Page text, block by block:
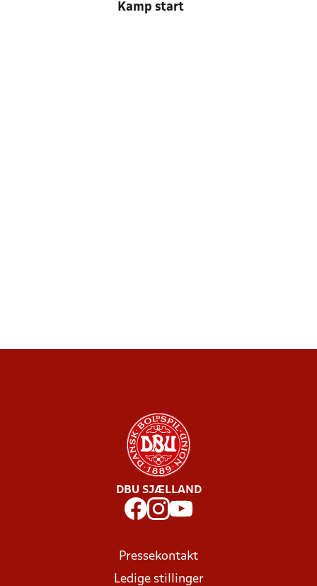
Kamp start
DBU SJÆLLAND
Pressekontakt
Ledige stillinger